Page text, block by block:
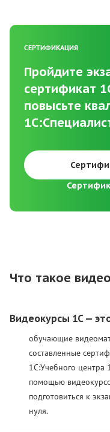
СЕРТИФИКАЦИЯ
Пройдите
сертификат
повысьте
Что такое
Видеокурсы 1C —
обучающие
составленные
1С:Учебного центра
помощью
подготовиться к
нуля.